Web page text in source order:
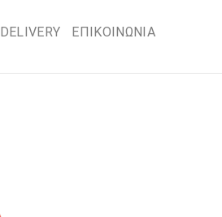
DELIVERY ΕΠΙΚΟΙΝΩΝΙΑ